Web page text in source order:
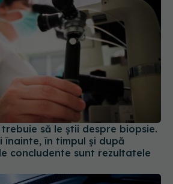
să le știi despre biopsie.
înainte, în timpul și după
concludente sunt rezultatele